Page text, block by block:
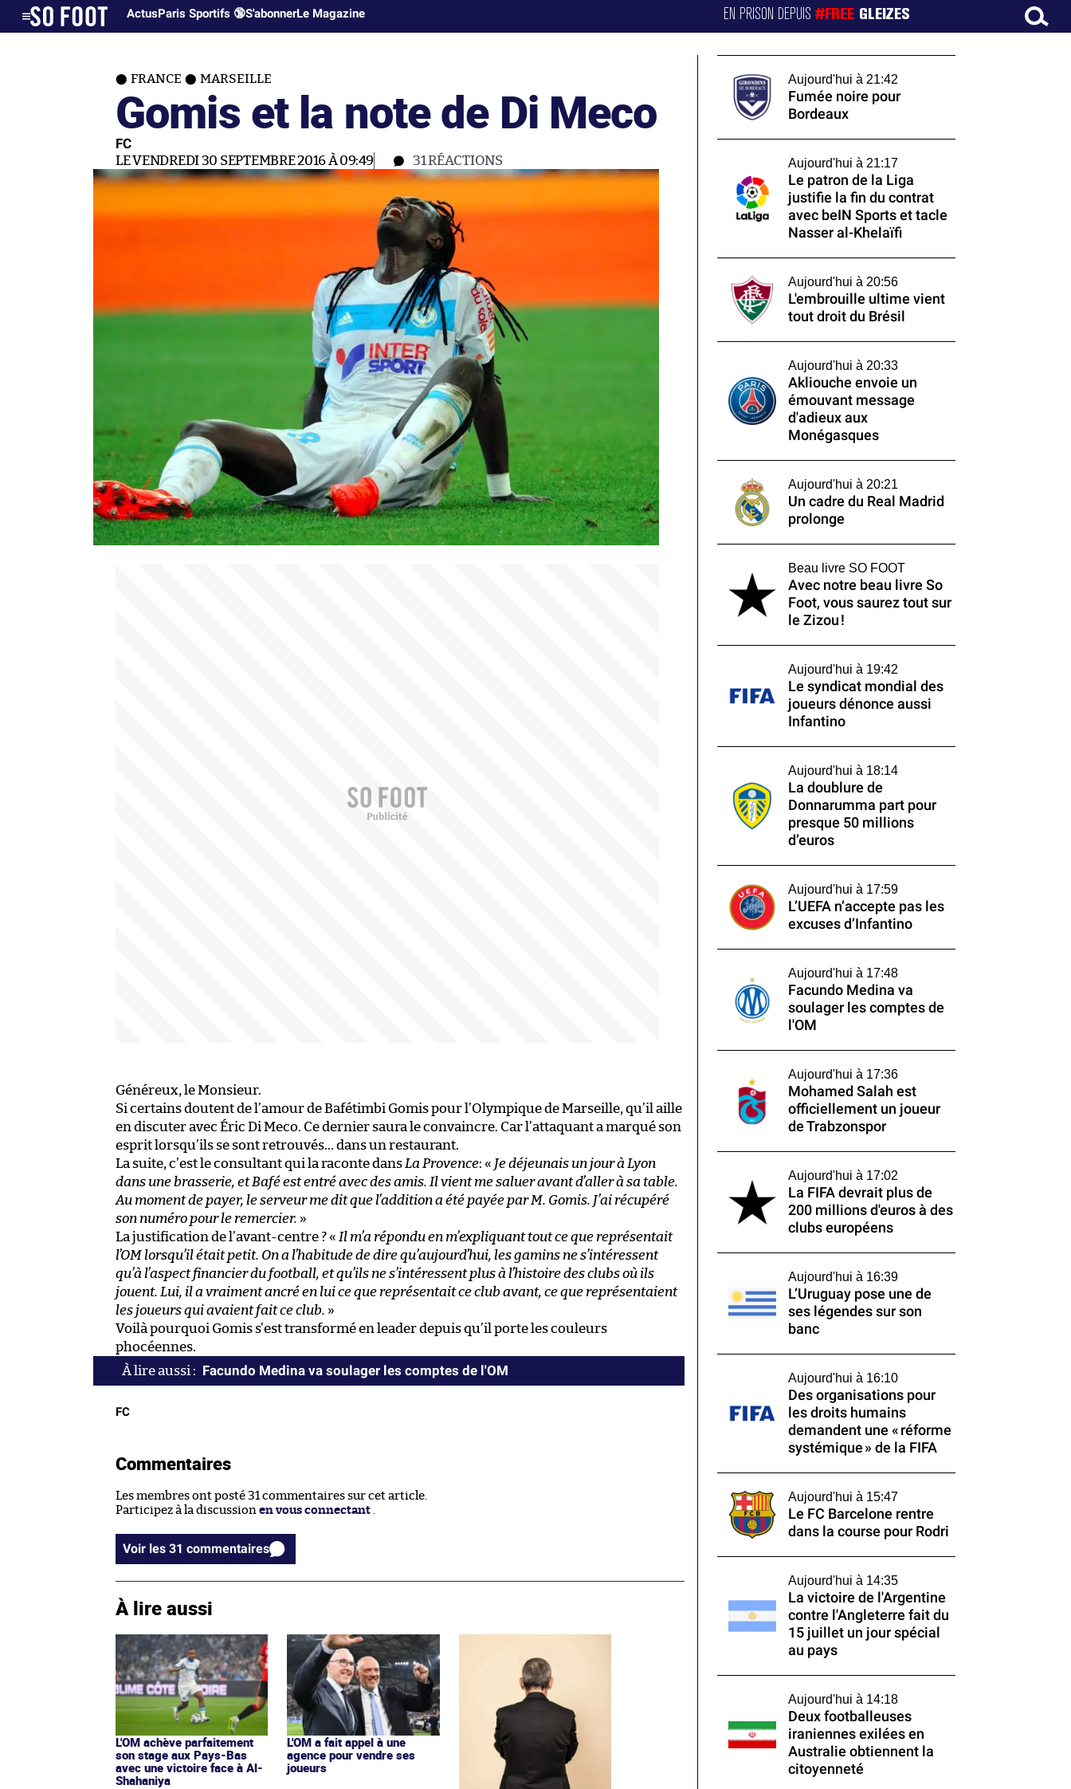
ActusParis Sportifs 🔞S'abonnerLe Magazine EN PRISON DEPUIS#FREE GLEIZES
FRANCE MARSEILLE
Gomis et la note de Di Meco
FC
LE VENDREDI 30 SEPTEMBRE 2016 À 09:49 31RÉACTIONS
Généreux, le Monsieur.
Si certains doutent de l’amour de Bafétimbi Gomis pour l’Olympique de Marseille, qu’il aille
en discuter avec Éric Di Meco. Ce dernier saura le convaincre. Car l’attaquant a marqué son
esprit lorsqu’ils se sont retrouvés… dans un restaurant.
La suite, c’est le consultant qui la raconte dans La Provence: « Je déjeunais un jour à Lyon
dans une brasserie, et Bafé est entré avec des amis. Il vient me saluer avant d’aller à sa table.
Au moment de payer, le serveur me dit que l’addition a été payée par M. Gomis. J’ai récupéré
son numéro pour le remercier. »
La justification de l’avant-centre ? « Il m’a répondu en m’expliquant tout ce que représentait
l’OM lorsqu’il était petit. On a l’habitude de dire qu’aujourd’hui, les gamins ne s’intéressent
qu’à l’aspect financier du football, et qu’ils ne s’intéressent plus à l’histoire des clubs où ils
jouent. Lui, il a vraiment ancré en lui ce que représentait ce club avant, ce que représentaient
les joueurs qui avaient fait ce club. »
Voilà pourquoi Gomis s’est transformé en leader depuis qu’il porte les couleurs
phocéennes.
Facundo Medina va soulager les comptes de l'OM
FC
Commentaires
Les membres ont posté 31 commentaires sur cet article.
Participez à la discussion en vous connectant .
Voir les 31 commentaires
À lire aussi
L'OM achève parfaitement
son stage aux Pays-Bas
avec une victoire face à Al-
Shahaniya
L'OM a fait appel à une
agence pour vendre ses
joueurs
Aujourd'hui à 21:42
Fumée noire pour
Bordeaux
Aujourd'hui à 21:17
Le patron de la Liga
justifie la fin du contrat
avec beIN Sports et tacle
Nasser al-Khelaïfi
Aujourd'hui à 20:56
L'embrouille ultime vient
tout droit du Brésil
Aujourd'hui à 20:33
Akliouche envoie un
émouvant message
d'adieux aux
Monégasques
Aujourd'hui à 20:21
Un cadre du Real Madrid
prolonge
Beau livre SO FOOT
Avec notre beau livre So
Foot, vous saurez tout sur
le Zizou !
Aujourd'hui à 19:42
Le syndicat mondial des
joueurs dénonce aussi
Infantino
Aujourd'hui à 18:14
La doublure de
Donnarumma part pour
presque 50 millions
d’euros
Aujourd'hui à 17:59
L’UEFA n’accepte pas les
excuses d’Infantino
Aujourd'hui à 17:48
Facundo Medina va
soulager les comptes de
l'OM
Aujourd'hui à 17:36
Mohamed Salah est
officiellement un joueur
de Trabzonspor
Aujourd'hui à 17:02
La FIFA devrait plus de
200 millions d'euros à des
clubs européens
Aujourd'hui à 16:39
L’Uruguay pose une de
ses légendes sur son
banc
Aujourd'hui à 16:10
Des organisations pour
les droits humains
demandent une « réforme
systémique » de la FIFA
Aujourd'hui à 15:47
Le FC Barcelone rentre
dans la course pour Rodri
Aujourd'hui à 14:35
La victoire de l'Argentine
contre l'Angleterre fait du
15 juillet un jour spécial
au pays
Aujourd'hui à 14:18
Deux footballeuses
iraniennes exilées en
Australie obtiennent la
citoyenneté